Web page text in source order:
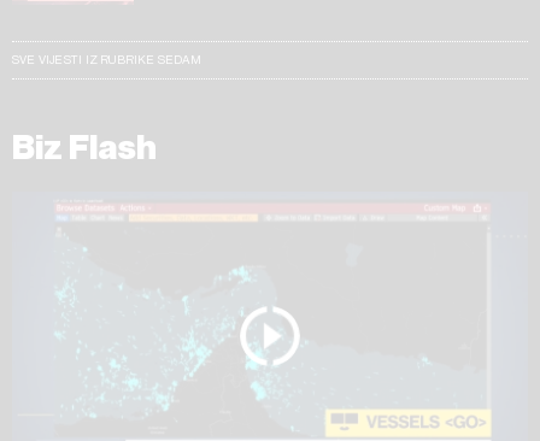
SVE VIJESTI IZ RUBRIKE SEDAM
Biz Flash